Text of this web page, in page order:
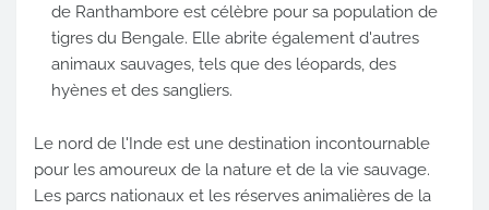
de Ranthambore est célèbre pour sa population de
tigres du Bengale. Elle abrite également d'autres
animaux sauvages, tels que des léopards, des
hyènes et des sangliers.
Le nord de l'Inde est une destination incontournable
pour les amoureux de la nature et de la vie sauvage.
Les parcs nationaux et les réserves animalières de la